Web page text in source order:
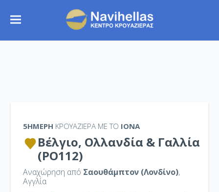
5ΉΜΕΡΗ ΚΡΟΥΑΖΙΕΡΑ ΜΕ ΤΟ IONA
Βέλγιο, Ολλανδία & Γαλλία
(PO112)
Αναχώρηση από Σαουθάμπτον (Λονδίνο),
Αγγλία